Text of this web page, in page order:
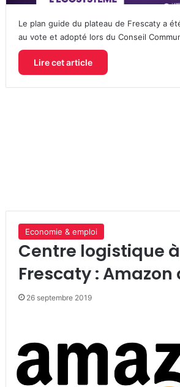
Le plan guide du plateau de Frescaty a
au vote et adopté lors du Conseil
Lire cet article
Economie & emploi
Centre logistique à
Frescaty : Amazon
26 septembre 2019